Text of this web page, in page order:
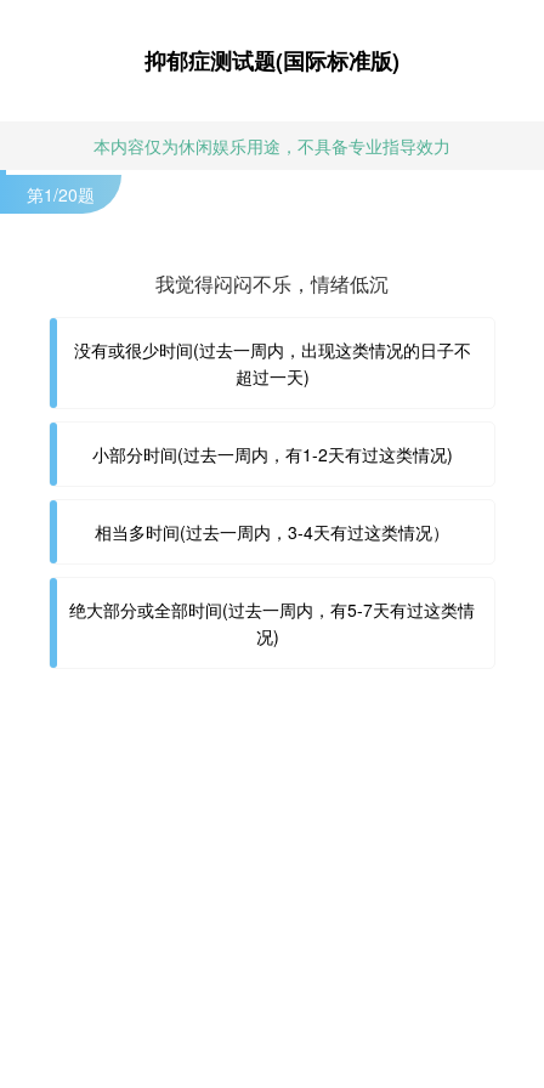
抑郁症测试题(国际标准版)
本内容仅为休闲娱乐用途，不具备专业指导效力
第1/20题
我觉得闷闷不乐，情绪低沉
没有或很少时间(过去一周内，出现这类情况的日子不
超过一天)
小部分时间(过去一周内，有1-2天有过这类情况)
相当多时间(过去一周内，3-4天有过这类情况）
绝大部分或全部时间(过去一周内，有5-7天有过这类情
况)